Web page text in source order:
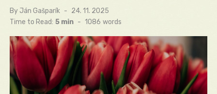
By Ján Gašparík
Posted
on
24. 11. 2025
Time to Read: 5 min - 1086 words